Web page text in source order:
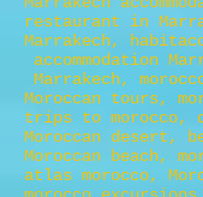
restaurant in
Marrakech,
accommodation
Marrakech,
Moroccan tours,
trips to morocco,
Moroccan desert,
Moroccan beach,
atlas morocco,